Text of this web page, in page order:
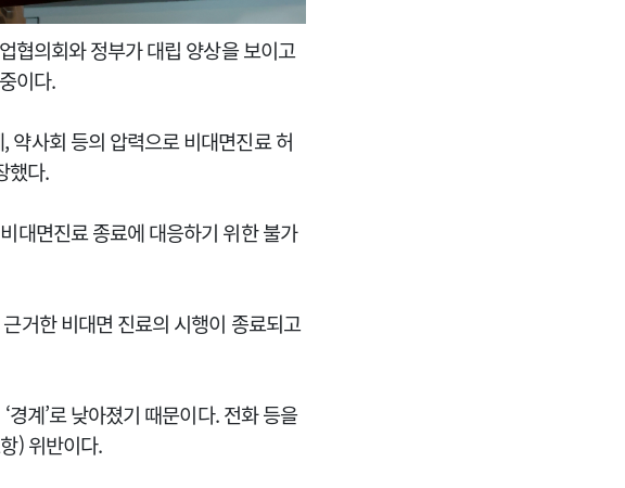
협의회와 정부가 대립 양상을 보이고
이다.
약사회 등의 압력으로 비대면진료 허
했다.
대면진료 종료에 대응하기 위한 불가
거한 비대면 진료의 시행이 종료되고
계’로 낮아졌기 때문이다. 전화 등을
) 위반이다.